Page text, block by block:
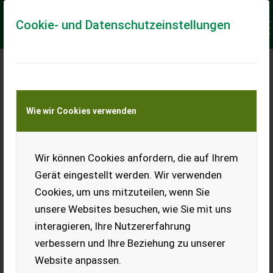
Cookie- und Datenschutzeinstellungen
Wie wir Cookies verwenden
Wir können Cookies anfordern, die auf Ihrem
Gerät eingestellt werden. Wir verwenden
Cookies, um uns mitzuteilen, wenn Sie
unsere Websites besuchen, wie Sie mit uns
interagieren, Ihre Nutzererfahrung
verbessern und Ihre Beziehung zu unserer
Website anpassen.
Meine Transportkostenanfrage
Transport von Land- und Baumaschinen –
KEINE Tiertransporte
Ladeort
Ort